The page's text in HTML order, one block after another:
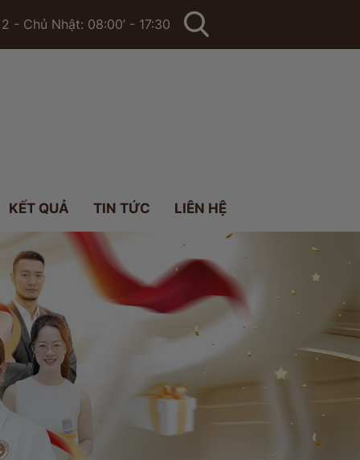
- Chủ Nhật: 08:00’ - 17:30
KẾT QUẢ TIN TỨC LIÊN HỆ